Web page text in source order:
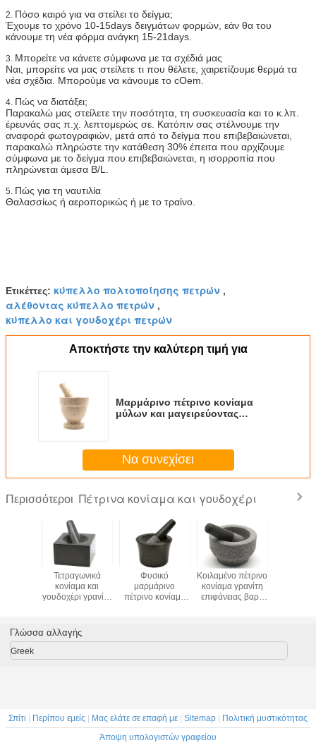
2. Πόσο καιρό για να στείλει το δείγμα;
Έχουμε το χρόνο 10-15days δειγμάτων φορμών, εάν θα του
κάνουμε τη νέα φόρμα ανάγκη 15-21days.
3. Μπορείτε να κάνετε σύμφωνα με τα σχέδιά μας
Ναι, μπορείτε να μας στείλετε τι που θέλετε, χαιρετίζουμε θερμά τα
νέα σχέδια. Μπορούμε να κάνουμε το cOem.
4. Πώς να διατάξει;
Παρακαλώ μας στείλετε την ποσότητα, τη συσκευασία και το κ.λπ.
έρευνάς σας π.χ. λεπτομερώς σε. Κατόπιν σας στέλνουμε την
αναφορά φωτογραφιών, μετά από το δείγμα που επιβεβαιώνεται,
παρακαλώ πληρώστε την κατάθεση 30% έπειτα που αρχίζουμε
σύμφωνα με το δείγμα που επιβεβαιώνεται, η ισορροπία που
πληρώνεται άμεσα B/L.
5. Πώς για τη ναυτιλία
Θαλασσίως ή αεροπορικώς ή με το τραίνο.
Ετικέττες: κύπελλο πολτοποίησης πετρών ,
αλέθοντας κύπελλο πετρών ,
κύπελλο και γουδοχέρι πετρών
Αποκτήστε την καλύτερη τιμή για
Μαρμάρινο πέτρινο κονίαμα
μύλων και μαγειρεύοντας
γουδοχεριών 4 ίντσα
Να συνεχίσει
Περισσότεροι Πέτρινα κονίαμα και γουδοχέρι
βαθμού
Τετραγωνικά
κονίαμα και
γουδοχέρι γρανίτη
την κουζίνα
Φυσικό
μαρμάρινο
πέτρινο κονίαμα
κουζίνα Τύπου
Κοιλαμένο πέτρινο
κονίαμα γρανίτη
επιφάνειας βαρύ
Guacamole
Γλώσσα αλλαγής
Greek
Σπίτι Περίπου εμείς Μας ελάτε σε επαφή με Sitemap
Πολιτική μυστικότητας
Άποψη υπολογιστών γραφείου